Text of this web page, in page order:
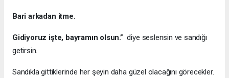
Bari arkadan itme.
Gidiyoruz işte, bayramın olsun.”diye seslensin ve sandığı
getirsin.
Sandıkla gittiklerinde her şeyin daha güzel olacağını görecekler.